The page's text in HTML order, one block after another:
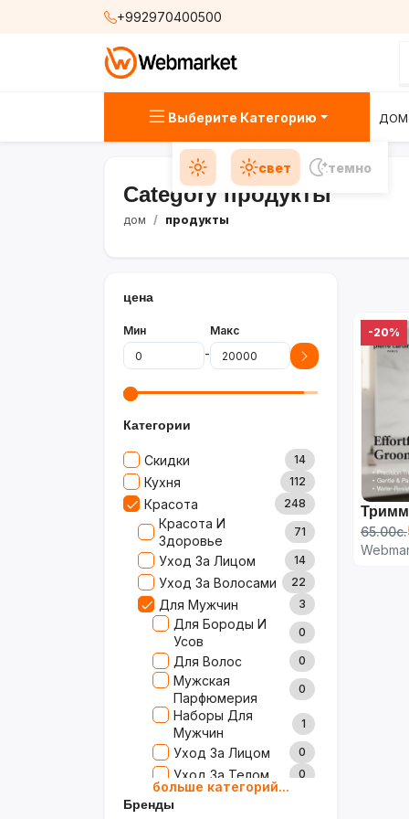
+992970400500
Выберите Категорию ДОМ
свет темно
Category продукты
дом продукты
цена
Мин
-
Макс
Категории
Скидки 14
Кухня 112
Красота 248
Красота И
Здоровье
71
Уход За Лицом 14
Уход За Волосами 22
Для Мужчин 3
Для Бороды И
Усов
0
Для Волос 0
Мужская
Парфюмерия
0
Наборы Для
Мужчин
1
Уход За Лицом 0
Уход За Телом 0
Гигиена И Полсти
Рта
больше категорий...
Бренды
-20%
65.00с.